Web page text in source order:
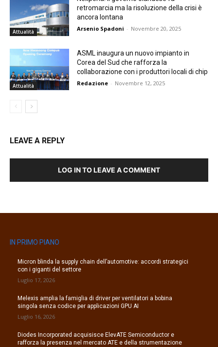
Attualità
retromarcia ma la risoluzione della crisi è
ancora lontana
Arsenio Spadoni - Novembre 20, 2025
Attualità
ASML inaugura un nuovo impianto in
Corea del Sud che rafforza la
collaborazione con i produttori locali di chip
Redazione - Novembre 12, 2025
LEAVE A REPLY
LOG IN TO LEAVE A COMMENT
IN PRIMO PIANO
Micron blinda la supply chain dell’automotive: accordi strategici
con i giganti del settore
Luglio 17, 2026
Melexis amplia la famiglia di driver per ventilatori a bobina
singola senza codice per applicazioni GPU AI
Luglio 16, 2026
Diodes Incorporated acquisisce ElevATE Semiconductor e
rafforza la presenza nel mercato ATE e della strumentazione